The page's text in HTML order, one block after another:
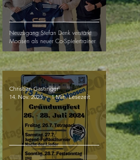
Neuzugang Stefan Denk verstärkt
Moosen als neuer Co-Spielertrainer
Christian Gastinger
14. Nov. 2023
1 Min. Lesezeit